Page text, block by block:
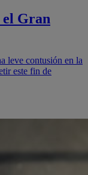
Gran
leve contusión en la
este fin de